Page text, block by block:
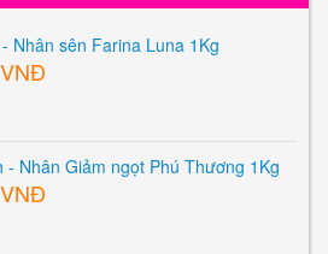
Nhân sên Farina Luna 1Kg
- Nhân Giảm ngọt Phú Thương 1Kg